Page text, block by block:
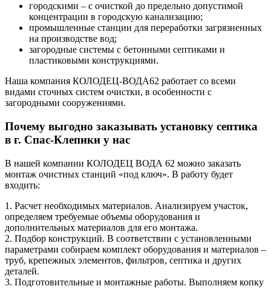
городскими – с очисткой до предельно допустимой
концентрации в городскую канализацию;
промышленные станции для переработки загрязненных
на производстве вод;
загородные системы с бетонными септиками и
пластиковыми конструкциями.
Наша компания КОЛОДЕЦ-ВОДА62 работает со всеми
видами сточных систем очистки, в особенности с
загородными сооружениями.
Почему выгодно заказывать установку септика
в г. Спас-Клепики у нас
В нашей компании КОЛОДЕЦ ВОДА 62 можно заказать
монтаж очистных станций «под ключ». В работу будет
входить:
1. Расчет необходимых материалов. Анализируем участок,
определяем требуемые объемы оборудования и
дополнительных материалов для его монтажа.
2. Подбор конструкций. В соответствии с установленными
параметрами собираем комплект оборудования и материалов –
труб, крепежных элементов, фильтров, септика и других
деталей.
3. Подготовительные и монтажные работы. Выполняем копку